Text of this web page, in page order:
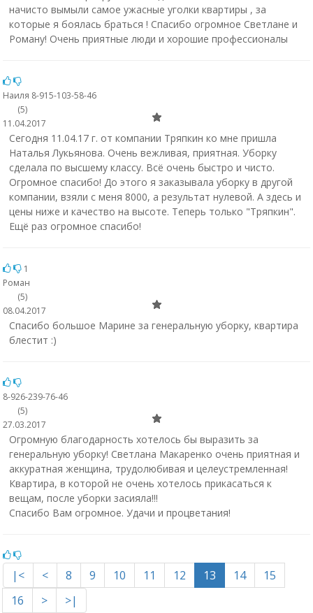
начисто вымыли самое ужасные уголки квартиры , за
которые я боялась браться ! Спасибо огромное Светлане и
Роману! Очень приятные люди и хорошие профессионалы
Наиля 8-915-103-58-46
(5)
11.04.2017
Сегодня 11.04.17 г. от компании Тряпкин ко мне пришла
Наталья Лукьянова. Очень вежливая, приятная. Уборку
сделала по высшему классу. Всё очень быстро и чисто.
Огромное спасибо! До этого я заказывала уборку в другой
компании, взяли с меня 8000, а результат нулевой. А здесь и
цены ниже и качество на высоте. Теперь только "Тряпкин".
Ещё раз огромное спасибо!
1
Роман
(5)
08.04.2017
Спасибо большое Марине за генеральную уборку, квартира
блестит :)
8-926-239-76-46
(5)
27.03.2017
Огромную благодарность хотелось бы выразить за
генеральную уборку! Светлана Макаренко очень приятная и
аккуратная женщина, трудолюбивая и целеустремленная!
Квартира, в которой не очень хотелось прикасаться к
вещам, после уборки засияла!!!
Спасибо Вам огромное. Удачи и процветания!
|< < 8 9 10 11 12 13 14
15
16
> >|